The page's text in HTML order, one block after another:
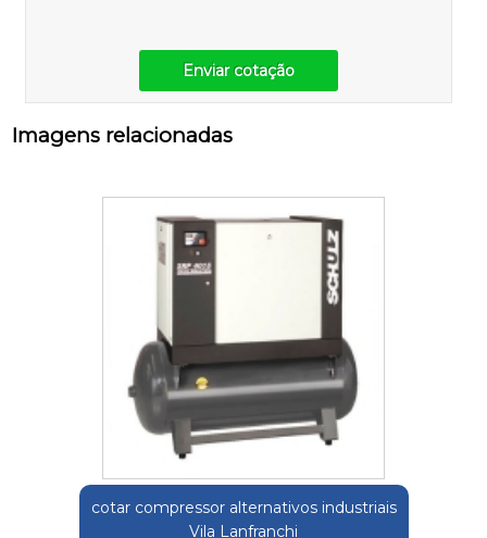
Enviar cotação
Imagens relacionadas
cotar compressor alternativos industriais
Vila Lanfranchi